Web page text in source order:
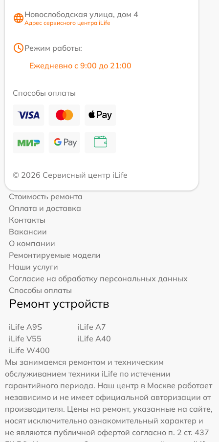
Новослободская улица, дом 4
Адрес сервисного центра iLife
Режим работы:
Ежедневно с 9:00 до 21:00
Способы оплаты
© 2026 Сервисный центр iLife
Стоимость ремонта
Оплата и доставка
Контакты
Вакансии
О компании
Ремонтируемые модели
Наши услуги
Согласие на обработку персональных данных
Способы оплаты
Ремонт устройств
iLife A9S
iLife A7
iLife V55
iLife A40
iLife W400
Мы занимаемся ремонтом и техническим
обслуживанием техники iLife по истечении
гарантийного периода. Наш центр в Москве работает
независимо и не имеет официальной авторизации от
производителя. Цены на ремонт, указанные на сайте,
носят исключительно ознакомительный характер и
не являются публичной офертой согласно п. 2 ст. 437